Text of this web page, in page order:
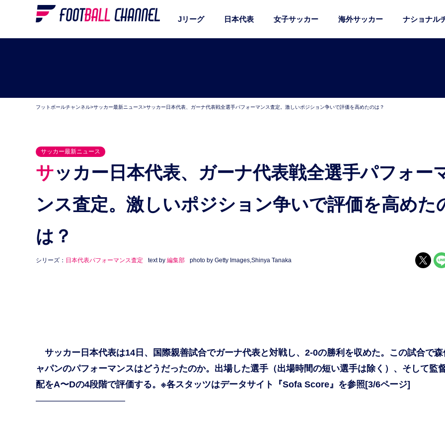
Jリーグ 日本代表 女子サッカー 海外サッカー ナショナル
フットボールチャンネル>サッカー最新ニュース>サッカー日本代表、ガーナ代表戦全選手パフォーマンス査定。激しいポジション争いで評価を高めたのは？
サッカー最新ニュース
サッカー日本代表、ガーナ代表戦全選手パフォーマ
ンス査定。激しいポジション争いで評価を高めた
は？
シリーズ： 日本代表パフォーマンス査定 text by 編集部 photo by Getty Images,Shinya Tanaka
サッカー日本代表は14日、国際親善試合でガーナ代表と対戦し、2-0の勝利を収めた。この試合で森
ャパンのパフォーマンスはどうだったのか。出場した選手（出場時間の短い選手は除く）、そして監
配をA〜Dの4段階で評価する。※各スタッツはデータサイト『Sofa Score』を参照[3/6ページ]
——————————